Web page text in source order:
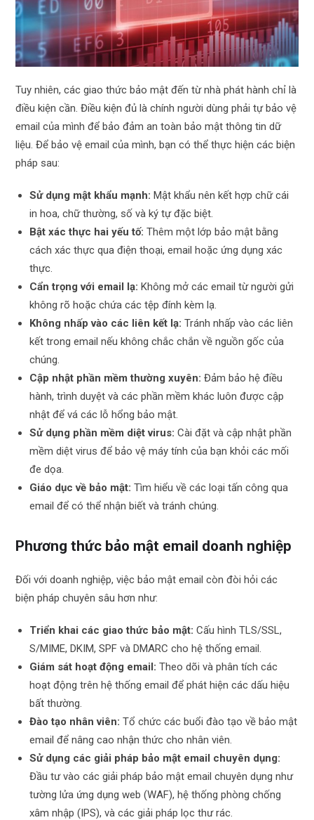
Tuy nhiên, các giao thức bảo mật đến từ nhà phát hành chỉ là
điều kiện cần. Điều kiện đủ là chính người dùng phải tự bảo vệ
email của mình để bảo đảm an toàn bảo mật thông tin dữ
liệu. Để bảo vệ email của mình, bạn có thể thực hiện các biện
pháp sau:
Sử dụng mật khẩu mạnh: Mật khẩu nên kết hợp chữ cái
in hoa, chữ thường, số và ký tự đặc biệt.
Bật xác thực hai yếu tố: Thêm một lớp bảo mật bằng
cách xác thực qua điện thoại, email hoặc ứng dụng xác
thực.
Cẩn trọng với email lạ: Không mở các email từ người gửi
không rõ hoặc chứa các tệp đính kèm lạ.
Không nhấp vào các liên kết lạ: Tránh nhấp vào các liên
kết trong email nếu không chắc chắn về nguồn gốc của
chúng.
Cập nhật phần mềm thường xuyên: Đảm bảo hệ điều
hành, trình duyệt và các phần mềm khác luôn được cập
nhật để vá các lỗ hổng bảo mật.
Sử dụng phần mềm diệt virus: Cài đặt và cập nhật phần
mềm diệt virus để bảo vệ máy tính của bạn khỏi các mối
đe dọa.
Giáo dục về bảo mật: Tìm hiểu về các loại tấn công qua
email để có thể nhận biết và tránh chúng.
Phương thức bảo mật email doanh nghiệp
Đối với doanh nghiệp, việc bảo mật email còn đòi hỏi các
biện pháp chuyên sâu hơn như:
Triển khai các giao thức bảo mật: Cấu hình TLS/SSL,
S/MIME, DKIM, SPF và DMARC cho hệ thống email.
Giám sát hoạt động email: Theo dõi và phân tích các
hoạt động trên hệ thống email để phát hiện các dấu hiệu
bất thường.
Đào tạo nhân viên: Tổ chức các buổi đào tạo về bảo mật
email để nâng cao nhận thức cho nhân viên.
Sử dụng các giải pháp bảo mật email chuyên dụng:
Đầu tư vào các giải pháp bảo mật email chuyên dụng như
tường lửa ứng dụng web (WAF), hệ thống phòng chống
xâm nhập (IPS), và các giải pháp lọc thư rác.